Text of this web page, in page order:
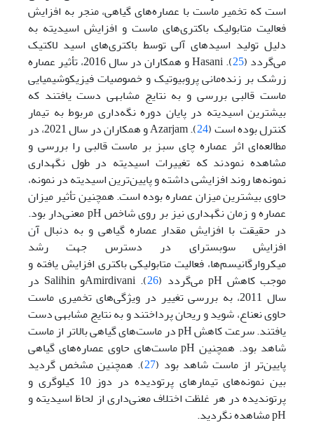
است که تخمیر ماست با عصاره‌های گیاهی، منجر به افزایش
فعالیت متابولیک باکتری‌های ماست و افزایش اسیدیته به
دلیل تولید اسیدهای آلی توسط باکتری‌های اسید لاکتیک
می‌گردد (25
). Hasani و همکاران در سال 2016، تأثیر عصاره
زرشک بر زنده‌مانی پروبیوتیک و خصوصیات فیزیکوشیمیایی
ماست قالبی بررسی و به نتایج مشابهی دست یافتند که
بیشترین اسیدیته در پایان دوره نگه‌داری مربوط به تیمار
کنترل بوده است (24
). Azarjam و همکاران در سال 2021، در
مطالعه‌ای اثر عصاره چای سبز بر ماست قالبی را بررسی و
مشاهده نمودند که تغییرات اسیدیته در طول نگهداری
نمونه‌ها روند افزایشی داشته و پایین‌ترین اسیدیته در نمونه،
حاوی بیشترین میزان عصاره بوده است. همچنین تأثیر میزان
عصاره و زمان نگهداری نیز بر روی شاخص pH معنی‌دار بود.
در حقیقت با افزایش مقدار عصاره گیاهی و به دنبال آن
افزایش سوبسترای در دسترس جهت رشد
میکروارگانیسم‌ها، فعالیت متابولیکی باکتری افزایش یافته و
موجب کاهش pH می‌گردد (
26
). Amirdivaniو Salihin در
سال 2011، به بررسی تغییر در ویژگی‌های تخمیری ماست
حاوی نعناع، شوید و ریحان پرداختند و به نتایج مشابهی دست
یافتند. سرعت کاهش pH در ماست‌های گیاهی بالاتر از ماست
شاهد بود. همچنین pH ماست‌های حاوی عصاره‌های گیاهی
پایین‌تر از ماست شاهد بود (27). همچنین مشخص گردید
بین نمونه‌های تیمارهای پرتودیده در دوز 10 کیلوگری و
پرتوندیده در هر غلظت اختلاف معنی‌داری از لحاظ اسیدیته و
pH مشاهده نگردید.